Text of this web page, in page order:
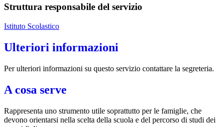
Struttura responsabile del servizio
Istituto Scolastico
Ulteriori informazioni
Per ulteriori informazioni su questo servizio contattare la segreteria.
A cosa serve
Rappresenta uno strumento utile soprattutto per le famiglie, che
devono orientarsi nella scelta della scuola e del percorso di studi dei